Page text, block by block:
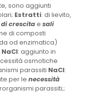
sono aggiunti
Estratti: di lievito,
crescitae sali
di composti
od enzimatica)
NaCl: aggiunto in
osmotiche
parassiti NaCl:
per le necessità
parassiti;;